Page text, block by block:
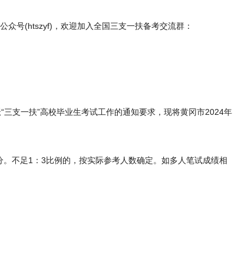
众号(htszyf)，欢迎加入全国三支一扶备考交流群：
支一扶”高校毕业生考试工作的通知要求，现将黄冈市2024年
不足1：3比例的，按实际参考人数确定。如多人笔试成绩相